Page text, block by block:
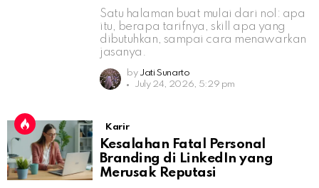
Satu halaman buat mulai dari nol: apa
itu, berapa tarifnya, skill apa yang
dibutuhkan, sampai cara menawarkan
jasanya.
by Jati Sunarto
July 24, 2026, 5:29 pm
Karir
Kesalahan Fatal Personal
Branding di LinkedIn yang
Merusak Reputasi